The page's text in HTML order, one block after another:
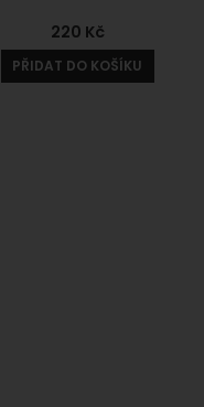
220 Kč
PŘIDAT DO KOŠÍKU